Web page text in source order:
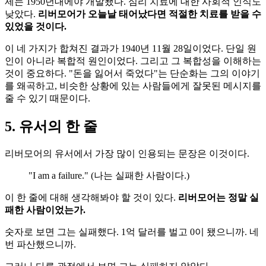
낮았다. 리버모어가 오늘날 태어났다면 적절한 치료를 받을 수
있었을 것이다.
이 네 가지가 합쳐진 결과가 1940년 11월 28일이었다. 단일 원
인이 아니라 복합적 원인이었다. 그리고 그 복합성을 이해하는
것이 중요하다. "돈을 잃어서 죽었다"는 단순화는 그의 이야기
를 왜곡하고, 비슷한 상황에 있는 사람들에게 잘못된 메시지를
줄 수 있기 때문이다.
5. 유서의 한 줄
리버모어의 유서에서 가장 많이 인용되는 문장은 이것이다.
"I am a failure." (나는 실패한 사람이다.)
이 한 줄에 대해 생각해봐야 할 것이 있다. 리버모어는 정말 실
패한 사람이었는가.
숫자로 보면 그는 실패했다. 1억 달러를 벌고 0이 됐으니까. 네
번 파산했으니까.